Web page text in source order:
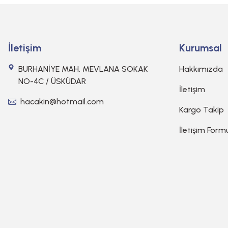
İletişim
BURHANİYE MAH. MEVLANA SOKAK
NO-4C / ÜSKÜDAR
hacakin@hotmail.com
Kurumsal
Hakkımızda
İletişim
Kargo Takip
İletişim